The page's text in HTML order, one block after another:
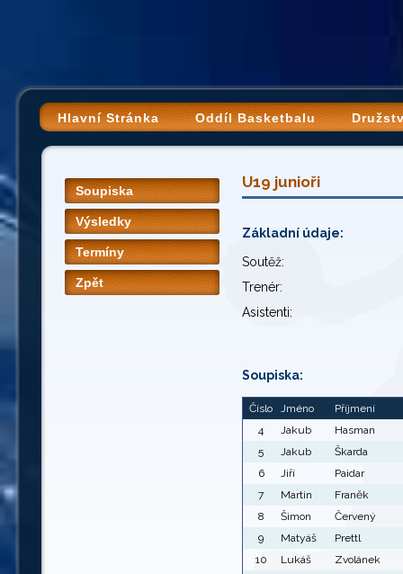
Hlavní Stránka Oddíl Basketbalu
Soupiska
Výsledky
Termíny
Zpět
U19 junioři
Základní údaje:
Soutěž:
Trenér:
Asistenti:
Soupiska:
Číslo Jméno
Příjmení
4
Jakub
Hasman
5
Jakub
Škarda
6
Jiří
Paidar
7
Martin
Franěk
8
Šimon
Červený
9
Matyáš
Prettl
10
Lukáš
Zvolánek